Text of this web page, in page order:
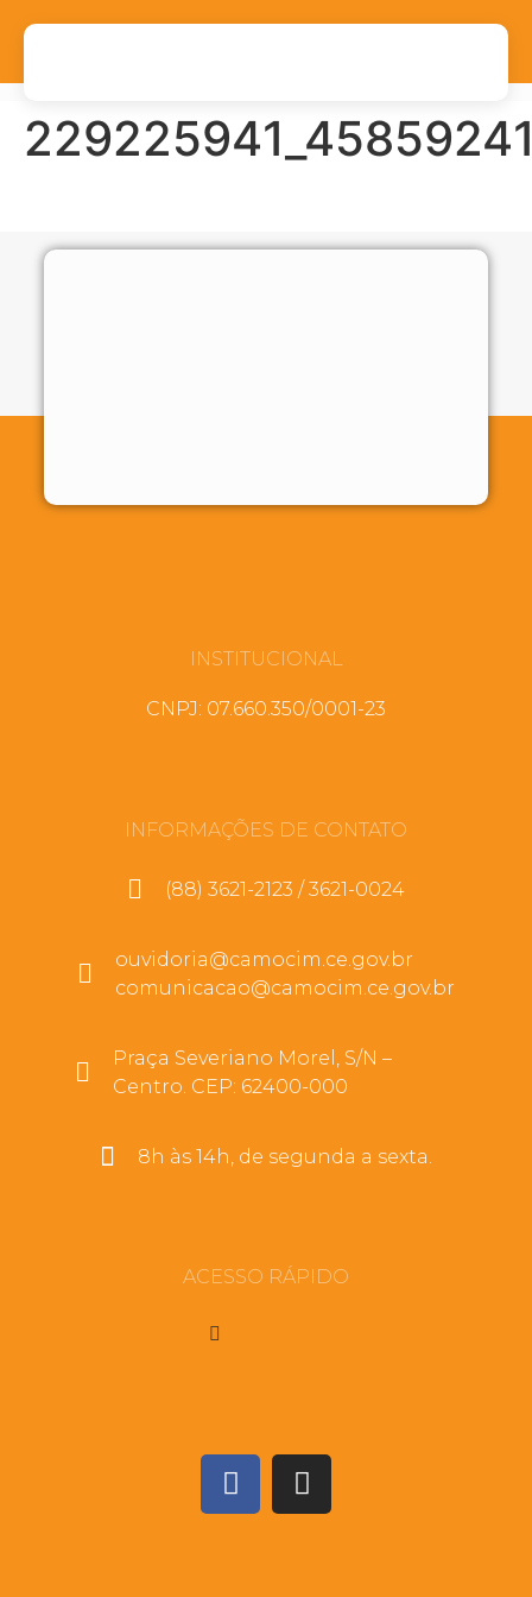
INSTITUCIONAL
CNPJ: 07.660.350/0001-23
INFORMAÇÕES DE CONTATO
(88) 3621-2123 / 3621-0024
ouvidoria@camocim.ce.gov.br
comunicacao@camocim.ce.gov.br
Praça Severiano Morel, S/N –
Centro. CEP: 62400-000
8h às 14h, de segunda a sexta.
ACESSO RÁPIDO